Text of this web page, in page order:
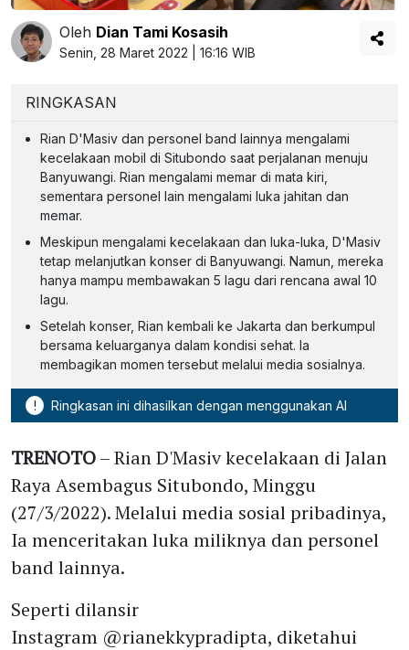
Oleh Dian Tami Kosasih
Senin, 28 Maret 2022 | 16:16 WIB
RINGKASAN
Rian D'Masiv dan personel band lainnya mengalami
kecelakaan mobil di Situbondo saat perjalanan menuju
Banyuwangi. Rian mengalami memar di mata kiri,
sementara personel lain mengalami luka jahitan dan
memar.
Meskipun mengalami kecelakaan dan luka-luka, D'Masiv
tetap melanjutkan konser di Banyuwangi. Namun, mereka
hanya mampu membawakan 5 lagu dari rencana awal 10
lagu.
Setelah konser, Rian kembali ke Jakarta dan berkumpul
bersama keluarganya dalam kondisi sehat. Ia
membagikan momen tersebut melalui media sosialnya.
! Ringkasan ini dihasilkan dengan menggunakan AI
TRENOTO– Rian D'Masiv kecelakaan di Jalan
Raya Asembagus Situbondo, Minggu
(27/3/2022). Melalui media sosial pribadinya,
Ia menceritakan luka miliknya dan personel
band lainnya.
Seperti dilansir
Instagram @rianekkypradipta, diketahui